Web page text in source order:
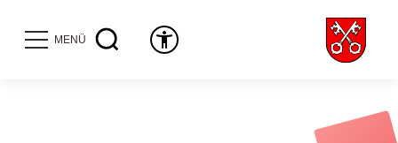
MENÜ